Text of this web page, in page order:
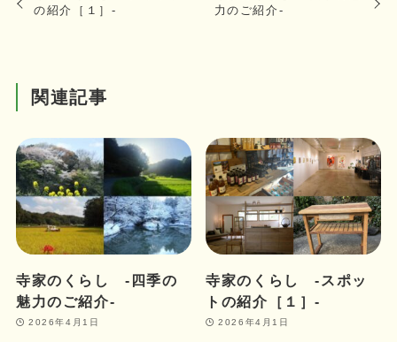
の紹介［１］‐
力のご紹介‐
関連記事
寺家のくらし ‐四季の
魅力のご紹介‐
2026年4月1日
寺家のくらし ‐スポッ
トの紹介［１］‐
2026年4月1日